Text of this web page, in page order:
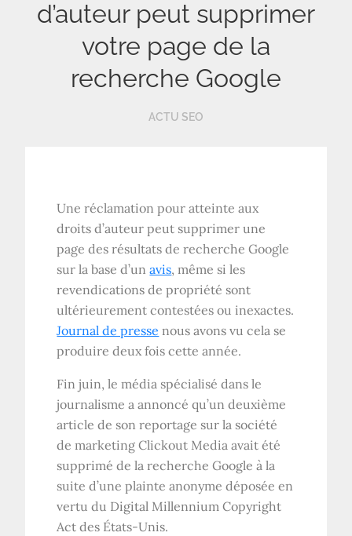
d’auteur peut supprimer
votre page de la
recherche Google
ACTU SEO
Une réclamation pour atteinte aux
droits d’auteur peut supprimer une
page des résultats de recherche Google
sur la base d’unavis, même si les
revendications de propriété sont
ultérieurement contestées ou inexactes.
Journal de presse nous avons vu cela se
produire deux fois cette année.
Fin juin, le média spécialisé dans le
journalisme a annoncé qu’un deuxième
article de son reportage sur la société
de marketing Clickout Media avait été
supprimé de la recherche Google à la
suite d’une plainte anonyme déposée en
vertu du Digital Millennium Copyright
Act des États-Unis.